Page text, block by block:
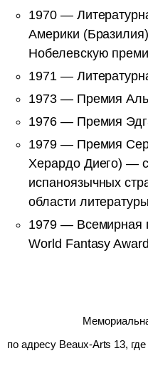
1970 —
Америки
Нобелевскую
1971 —
1973 — Премия
1976 — Премия
1979 — Премия
Херардо Диего) —
испаноязычных
области литературы
1979 — Всемирная
World Fantasy
по адресу Beaux-Arts 13,